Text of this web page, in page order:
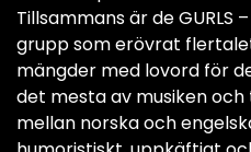
Tillsammans är de GURLS
grupp som erövrat
mängder med lovord för
det mesta av musiken
mellan norska och